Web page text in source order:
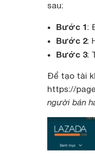
sau:
Bước 1:
Bước 2:
Bước 3:
Để tạo tài
https://
người bán